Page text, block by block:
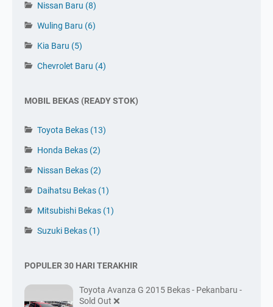
Nissan Baru (8)
Wuling Baru (6)
Kia Baru (5)
Chevrolet Baru (4)
MOBIL BEKAS (READY STOK)
Toyota Bekas (13)
Honda Bekas (2)
Nissan Bekas (2)
Daihatsu Bekas (1)
Mitsubishi Bekas (1)
Suzuki Bekas (1)
POPULER 30 HARI TERAKHIR
Toyota Avanza G 2015 Bekas - Pekanbaru -
Sold Out ❌